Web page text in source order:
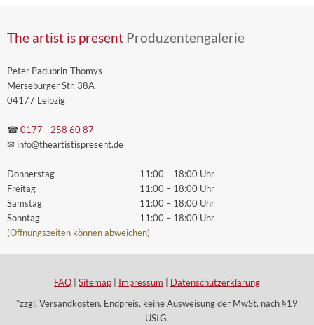
The artist is present Produzentengalerie
Peter Padubrin-Thomys
Merseburger Str. 38A
04177 Leipzig
☎ 0177 - 258 60 87
✉ info@theartistispresent.de
Donnerstag
Freitag
Samstag
Sonntag
11:00 – 18:00 Uhr
11:00 – 18:00 Uhr
11:00 – 18:00 Uhr
11:00 – 18:00 Uhr
(Öffnungszeiten können abweichen)
FAQ Sitemap Impressum
Datenschutzerklärung
*zzgl. Versandkosten. Endpreis, keine Ausweisung der MwSt. nach §19
UStG.